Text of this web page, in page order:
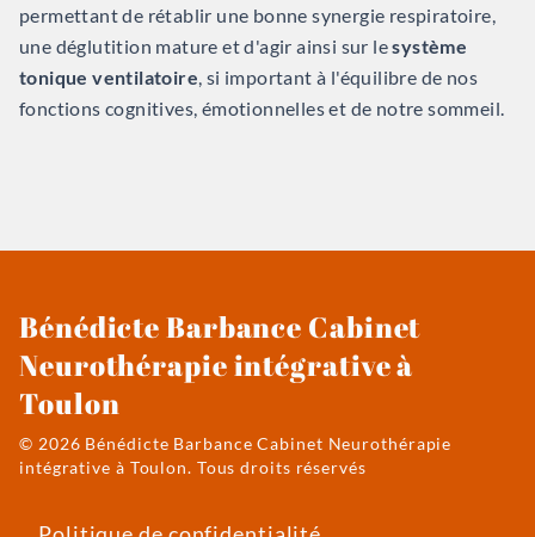
permettant de rétablir une bonne synergie respiratoire,
une déglutition mature et d'agir ainsi sur lesystème
tonique ventilatoire, si important à l'équilibre de nos
fonctions cognitives, émotionnelles et de notre sommeil.
Bénédicte Barbance Cabinet
Neurothérapie intégrative à
Toulon
© 2026 Bénédicte Barbance Cabinet Neurothérapie
intégrative à Toulon. Tous droits réservés